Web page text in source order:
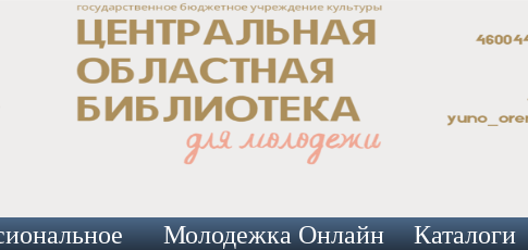
Молодежка Онлайн Каталоги